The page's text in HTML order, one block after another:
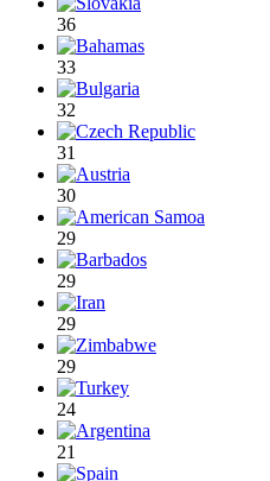
36
33
32
31
30
29
29
29
29
24
21